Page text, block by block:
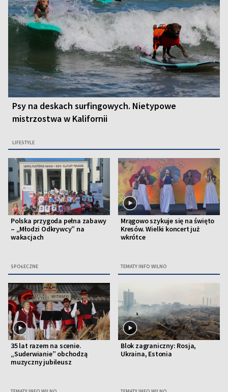
Psy na deskach surfingowych. Nietypowe
mistrzostwa w Kalifornii
LIFESTYLE
Polska przygoda pełna zabawy
– „Młodzi Odkrywcy” na
wakacjach
SPOŁECZNE
Mrągowo szykuje się na święto
Kresów. Wielki koncert już
wkrótce
TEMATY INFO WILNO
35 lat razem na scenie.
„Suderwianie” obchodzą
muzyczny jubileusz
Blok zagraniczny: Rosja,
Ukraina, Estonia